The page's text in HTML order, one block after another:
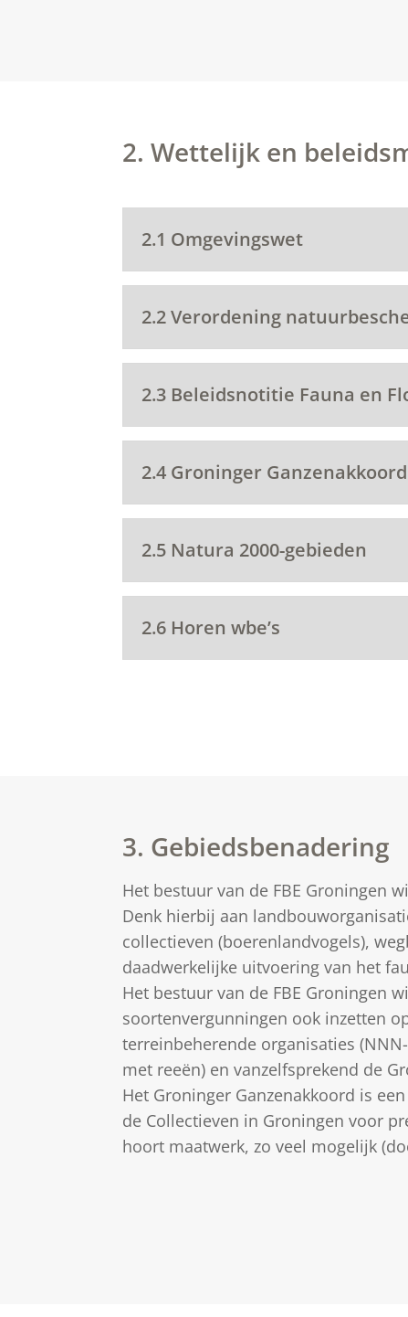
2. Wettelijk en
2.1 Omgevingswet
2.2 Verordening
2.3 Beleidsnotitie Fauna en
2.4 Groninger Ganzenakkoord
2.5 Natura 2000-gebieden
2.6 Horen wbe’s
3. Gebiedsbenadering
Het bestuur van de FBE Groningen
Denk hierbij aan
collectieven (boerenlandvogels),
daadwerkelijke uitvoering van het
Het bestuur van de FBE Groningen
soortenvergunningen ook inzetten
terreinbeherende organisaties
met reeën) en vanzelfsprekend de
Het Groninger Ganzenakkoord is
de Collectieven in Groningen voor
hoort maatwerk, zo veel mogelijk